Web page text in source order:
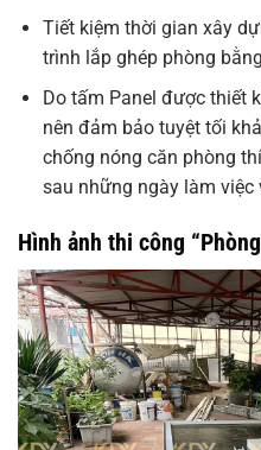
Tiết kiệm thời gian xây
trình lắp ghép phòng
Do tấm Panel được thiết
nên đảm bảo tuyệt tối
chống nóng căn phòng
sau những ngày làm việc
Hình ảnh thi công